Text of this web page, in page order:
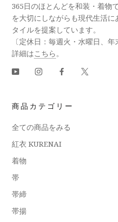
365日のほとんどを和装・着物
を大切にしながらも現代生活
タイルを提案しています。
〔定休日：毎週火・水曜日、年
詳細はこちら。
商品カテゴリー
全ての商品をみる
紅衣 KURENAI
着物
帯
帯締
帯揚